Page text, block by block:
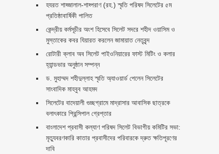
হযরত শাহ্জালাল-শাহ্পরাণ (রহ.) স্মৃতি পরিষদ সিলেটের ৫ম
প্রতিষ্ঠাবার্ষিকী পালিত ‎​
কেন্দ্রীয় কর্মসূচীর অংশ হিসেবে সিলেট সদরে শহীদ ওয়াসিম ও
মুস্তাকের কবর যিয়ারত করলেন জামায়াত নেতৃবৃন্দ ‎
রোটারী ক্লাব অব সিলেট পাইওনিয়ারের ফাস্ট মিটিং ও কলার
হ্যান্ডভার অনুষ্ঠান সম্পন্ন
ড. মুহাম্মদ শহীদুল্লাহ স্মৃতি অ্যাওয়ার্ড পেলেন সিলেটের
সাংবাদিক মাহবুব আহমদ
সিলেটের বাদেয়ালী গুচ্ছগ্রামে মাদ্রাসার আবাসিক ছাত্রকে
বলাৎকারে প্রিন্সিপাল গ্রেপ্তার ‎
বাংলাদেশ প্রবাসী কল্যাণ পরিষদ সিলেট বিভাগীয় কমিটির সভা:
মৃত্যুবরণকারি কাতার প্রবাসীদের পরিবারকে দ্রুত ক্ষতিপূরণের
দাবি